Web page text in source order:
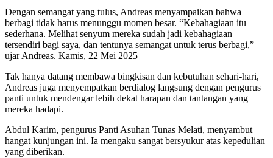
Dengan semangat yang tulus, Andreas menyampaikan bahwa
berbagi tidak harus menunggu momen besar. “Kebahagiaan itu
sederhana. Melihat senyum mereka sudah jadi kebahagiaan
tersendiri bagi saya, dan tentunya semangat untuk terus berbagi,”
ujar Andreas. Kamis, 22 Mei 2025
Tak hanya datang membawa bingkisan dan kebutuhan sehari-hari,
Andreas juga menyempatkan berdialog langsung dengan pengurus
panti untuk mendengar lebih dekat harapan dan tantangan yang
mereka hadapi.
Abdul Karim, pengurus Panti Asuhan Tunas Melati, menyambut
hangat kunjungan ini. Ia mengaku sangat bersyukur atas kepedulian
yang diberikan.